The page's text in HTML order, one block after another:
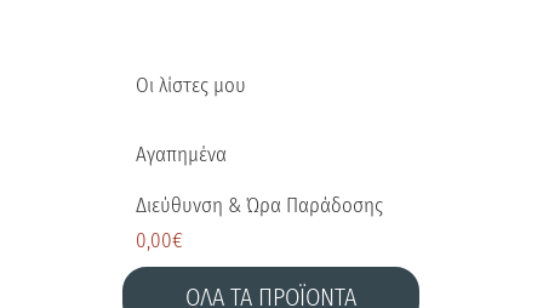
Οι λίστες μου
Αγαπημένα
Διεύθυνση & Ώρα Παράδοσης
0,00€
ΟΛΑ ΤΑ ΠΡΟΪΟΝΤΑ